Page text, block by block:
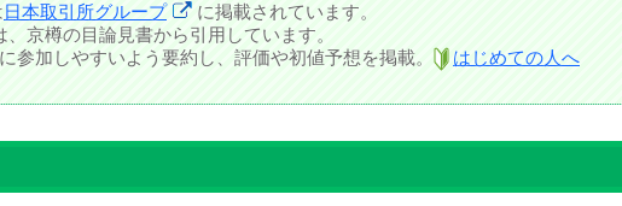
日本取引所グループ
に掲載されています。
京樽の目論見書から引用しています。
参加しやすいよう要約し、評価や初値予想を掲載。
はじめての人へ